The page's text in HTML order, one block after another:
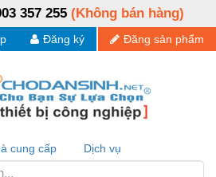
357 255 (Không bán hàng)
Đăng sản phẩm
Đăng ký
cung cấp Dịch vụ